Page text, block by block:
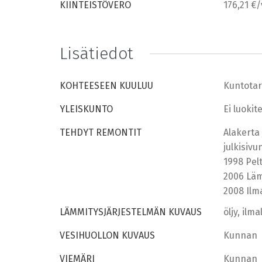
KIINTEISTÖVERO 176,21
Lisätiedot
KOHTEESEEN KUULUU
YLEISKUNTO Ei
TEHDYT REMONTIT
Alakerta
1998
2006
2008
LÄMMITYSJÄRJESTELMÄN KUVAUS
öljy,
VESIHUOLLON KUVAUS Kunnan
VIEMÄRI Kunnan